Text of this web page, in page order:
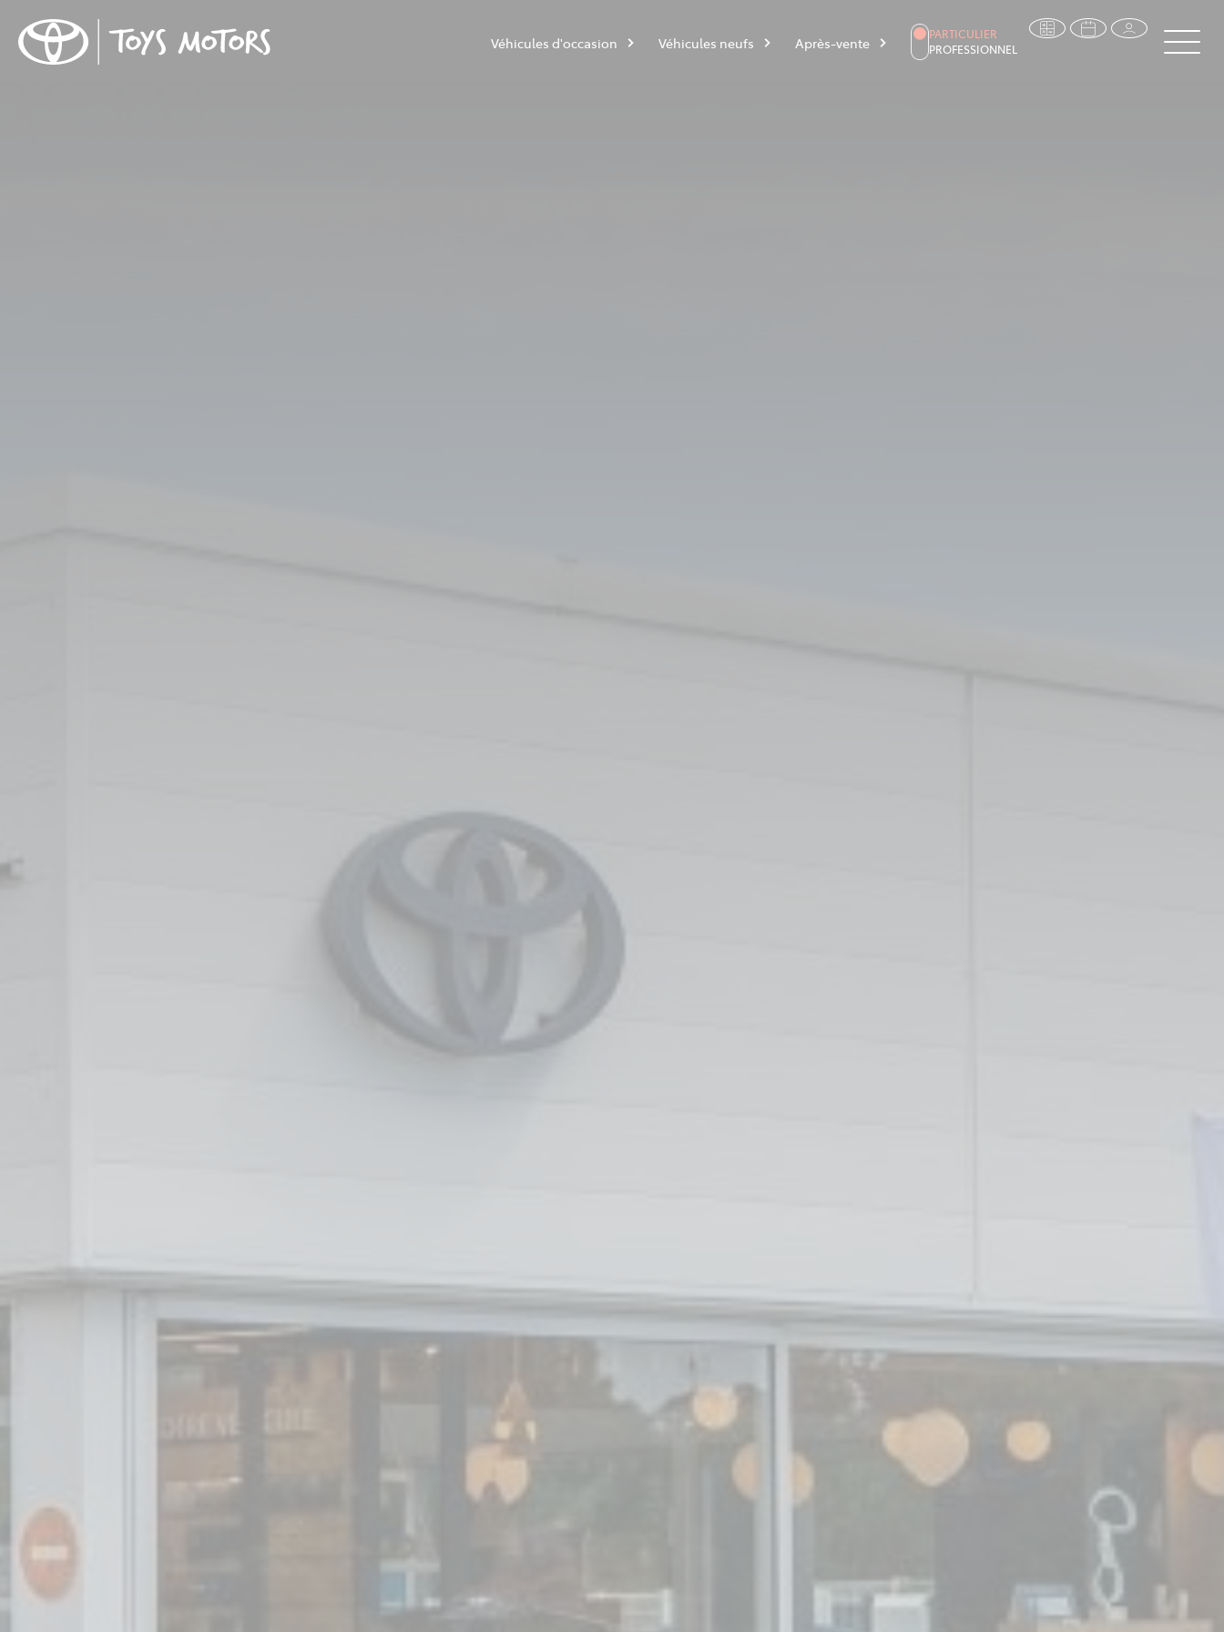
Véhicules d'occasion Véhicules neufs Après-vente
PARTICULIER
PROFESSIONNEL